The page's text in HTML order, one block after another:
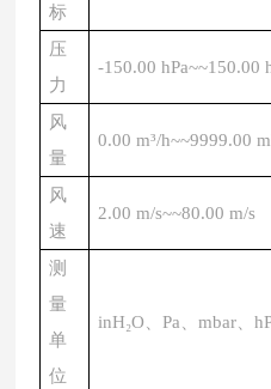
标
压
力
-150.00 hPa~~150.00
风
量
0.00 m³/h~~9999.00
风
速
2.00 m/s~~80.00 m/s
测
量
单
位
inH₂O、Pa、mbar、